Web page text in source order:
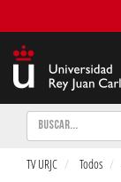
Buscar
TV URJC Todos